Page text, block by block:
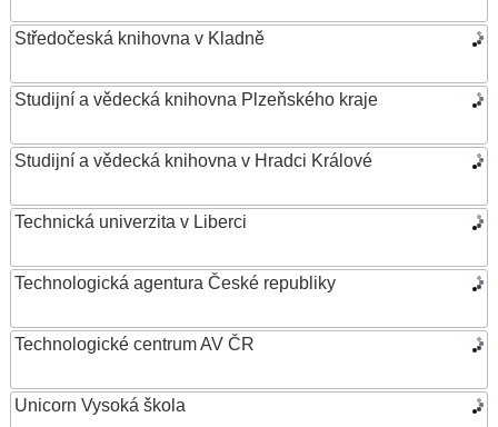
Středočeská knihovna v Kladně
Studijní a vědecká knihovna Plzeňského kraje
Studijní a vědecká knihovna v Hradci Králové
Technická univerzita v Liberci
Technologická agentura České republiky
Technologické centrum AV ČR
Unicorn Vysoká škola